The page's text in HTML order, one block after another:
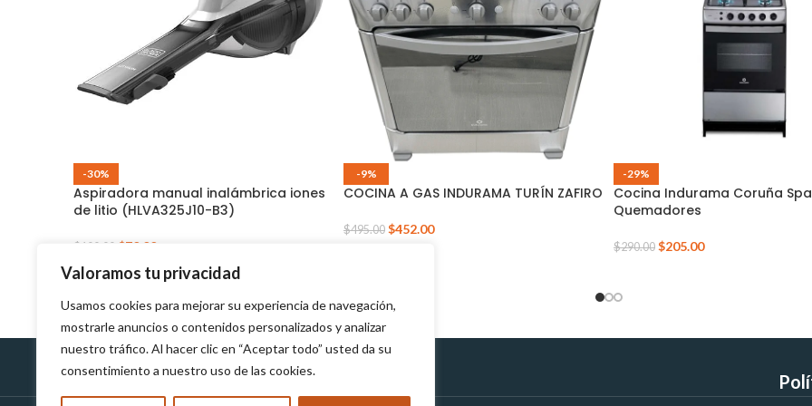
Valoramos tu privacidad
Usamos cookies para mejorar su experiencia de navegación,
mostrarle anuncios o contenidos personalizados y analizar
nuestro tráfico. Al hacer clic en “Aceptar todo” usted da su
consentimiento a nuestro uso de las cookies.
-30%
Aspiradora manual inalámbrica iones
de litio (HLVA325J10-B3)
$ 100.00 $70.00
-9%
COCINA A GAS INDURAMA TURÍN ZAFIRO
$495.00 $452.00
-29%
Cocina Indurama Coruña
Quemadores
$290.00 $205.00
Políticas de Devolución